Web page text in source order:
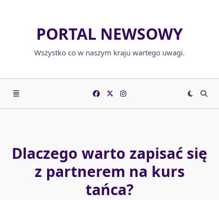
PORTAL NEWSOWY
Wszystko co w naszym kraju wartego uwagi.
Dlaczego warto zapisać się
z partnerem na kurs
tańca?